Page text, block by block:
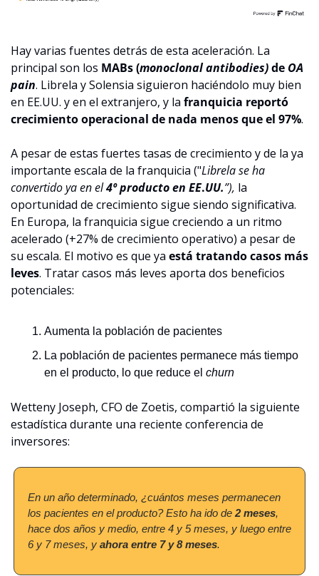
Hay varias fuentes detrás de esta aceleración. La
principal son los MABs (monoclonal antibodies) de OA
pain. Librela y Solensia siguieron haciéndolo muy bien
en EE.UU. y en el extranjero, y la franquicia reportó
crecimiento operacional de nada menos que el 97%.
A pesar de estas fuertes tasas de crecimiento y de la ya
importante escala de la franquicia ("Librela se ha
convertido ya en el 4º producto en EE.UU.”), la
oportunidad de crecimiento sigue siendo significativa.
En Europa, la franquicia sigue creciendo a un ritmo
acelerado (+27% de crecimiento operativo) a pesar de
su escala. El motivo es que ya está tratando casos más
leves. Tratar casos más leves aporta dos beneficios
potenciales:
Aumenta la población de pacientes
La población de pacientes permanece más tiempo
en el producto, lo que reduce el churn
Wetteny Joseph, CFO de Zoetis, compartió la siguiente
estadística durante una reciente conferencia de
inversores:
En un año determinado, ¿cuántos meses permanecen
los pacientes en el producto? Esto ha ido de 2 meses,
hace dos años y medio, entre 4 y 5 meses, y luego entre
6 y 7 meses, y ahora entre 7 y 8 meses.